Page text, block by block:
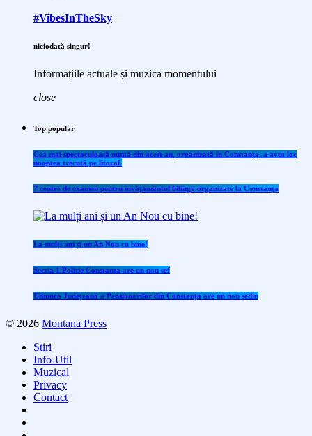
#VibesInTheSky
niciodată singur!
Informațiile actuale și muzica momentului
close
Top popular
Cea mai spectaculoasă nuntă din acest an, organizată în Constanța, a avut loc
noaptea trecută pe litoral.
7 centre de examen pentru învăţământul bilingv organizate la Constanţa
La mulți ani și un An Nou cu bine!
Sectia 1 Politie Constanta are un nou sef
Uniunea Județeană a Pensionarilor din Constanța are un nou sediu
© 2026 Montana Press
Stiri
Info-Util
Muzical
Privacy
Contact